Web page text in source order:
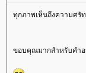
ทุกภาพเห็นถึงความศรั
ขอบคุณมากสำหรับคำอ